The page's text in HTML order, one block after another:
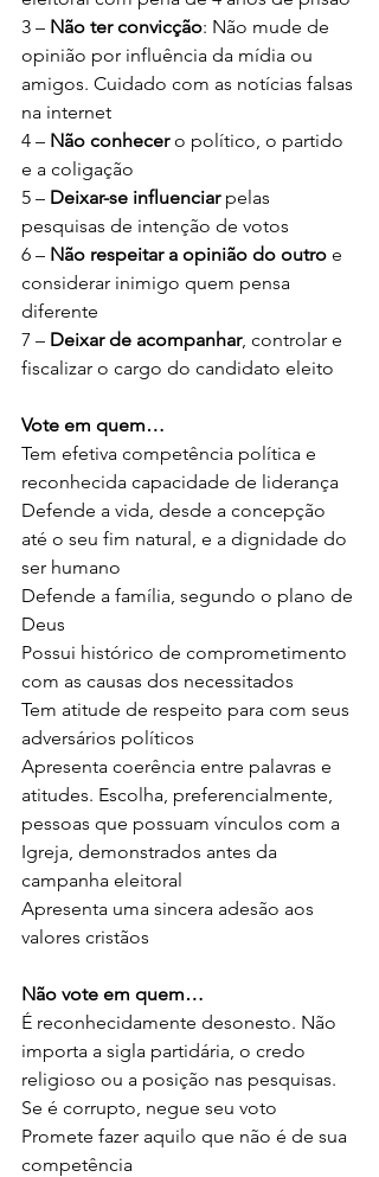
3 – Não ter convicção: Não mude de
opinião por influência da mídia ou
amigos. Cuidado com as notícias falsas
na internet
4 – Não conhecer o político, o partido
e a coligação
5 – Deixar-se influenciar pelas
pesquisas de intenção de votos
6 – Não respeitar a opinião do outro e
considerar inimigo quem pensa
diferente
7 – Deixar de acompanhar, controlar e
fiscalizar o cargo do candidato eleito
Vote em quem…
Tem efetiva competência política e
reconhecida capacidade de liderança
Defende a vida, desde a concepção
até o seu fim natural, e a dignidade do
ser humano
Defende a família, segundo o plano de
Deus
Possui histórico de comprometimento
com as causas dos necessitados
Tem atitude de respeito para com seus
adversários políticos
Apresenta coerência entre palavras e
atitudes. Escolha, preferencialmente,
pessoas que possuam vínculos com a
Igreja, demonstrados antes da
campanha eleitoral
Apresenta uma sincera adesão aos
valores cristãos
Não vote em quem…
É reconhecidamente desonesto. Não
importa a sigla partidária, o credo
religioso ou a posição nas pesquisas.
Se é corrupto, negue seu voto
Promete fazer aquilo que não é de sua
competência